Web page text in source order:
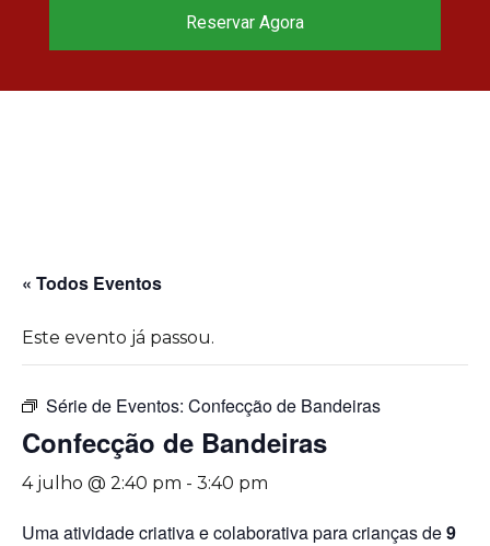
« Todos Eventos
Este evento já passou.
Série de Eventos: Confecção de Bandeiras
Confecção de Bandeiras
4 julho @ 2:40 pm - 3:40 pm
Uma atividade criativa e colaborativa para crianças de9
Reserve agora, com
Reservar Agora